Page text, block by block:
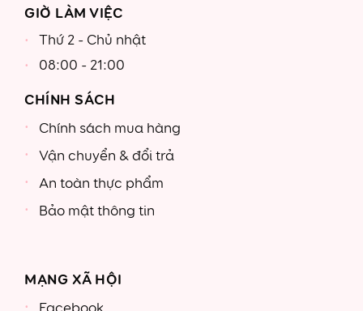
GIỜ LÀM VIỆC
Thứ 2 - Chủ nhật
08:00 - 21:00
CHÍNH SÁCH
Chính sách mua hàng
Vận chuyển & đổi trả
An toàn thực phẩm
Bảo mật thông tin
MẠNG XÃ HỘI